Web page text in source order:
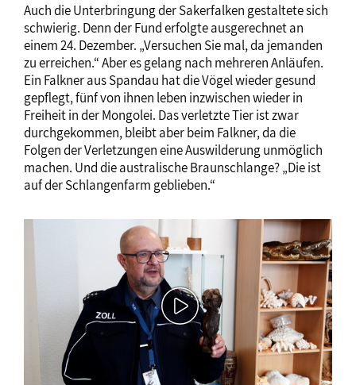
Auch die Unterbringung der Sakerfalken gestaltete sich
schwierig. Denn der Fund erfolgte ausgerechnet an
einem 24. Dezember. „Versuchen Sie mal, da jemanden
zu erreichen.“ Aber es gelang nach mehreren Anläufen.
Ein Falkner aus Spandau hat die Vögel wieder gesund
gepflegt, fünf von ihnen leben inzwischen wieder in
Freiheit in der Mongolei. Das verletzte Tier ist zwar
durchgekommen, bleibt aber beim Falkner, da die
Folgen der Verletzungen eine Auswilderung unmöglich
machen. Und die australische Braunschlange? „Die ist
auf der Schlangenfarm geblieben.“